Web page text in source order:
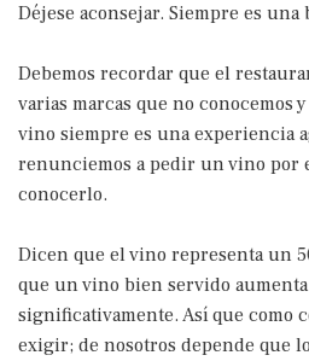
Déjese aconsejar. Siempre es una
Debemos recordar que el
varias marcas que no conocemos
vino siempre es una experiencia
renunciemos a pedir un vino por
conocerlo.
Dicen que el vino representa un
que un vino bien servido
significativamente. Así que como
exigir; de nosotros depende que